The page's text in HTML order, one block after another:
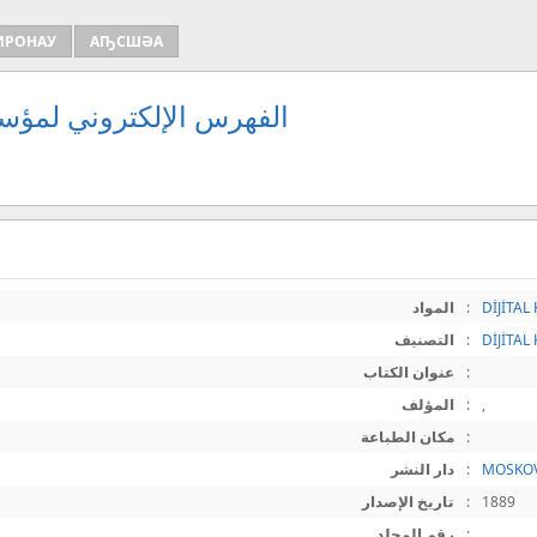
АҦСШӘА
الفهرس الإلكتروني
المواد :
DİJİTAL
التصنيف
:
DİJİTAL
عنوان الكتاب
:
المؤلف
:
,
مكان الطباعة
:
دار النشر
:
تاريخ الإصدار
:
1889